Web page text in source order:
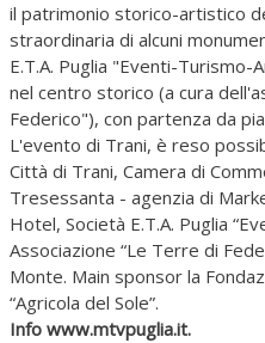
il patrimonio storico-artistico
straordinaria di alcuni
E.T.A. Puglia "Eventi-
nel centro storico (a cura
Federico"), con partenza da
L'evento di Trani, è reso
Città di Trani, Camera di
Tresessanta - agenzia di
Hotel, Società E.T.A. Puglia
Associazione “Le Terre di
Monte. Main sponsor la
“Agricola del Sole”.
Info www.mtvpuglia.it.